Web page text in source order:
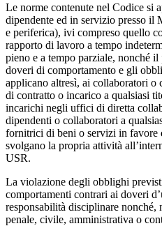
Le norme contenute nel Codice si
dipendente ed in servizio presso
e periferica), ivi compreso quello
rapporto di lavoro a tempo
pieno e a tempo parziale, nonché
doveri di comportamento e gli
applicano altresì, ai collaboratori o
di contratto o incarico a qualsiasi
incarichi negli uffici di diretta
dipendenti o collaboratori a
fornitrici di beni o servizi in favore
svolgano la propria attività
USR.
La violazione degli obblighi
comportamenti contrari ai doveri
responsabilità disciplinare nonché,
penale, civile, amministrativa o